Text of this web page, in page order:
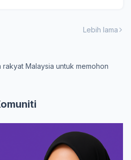
Lebih lama
Malaysia untuk memohon